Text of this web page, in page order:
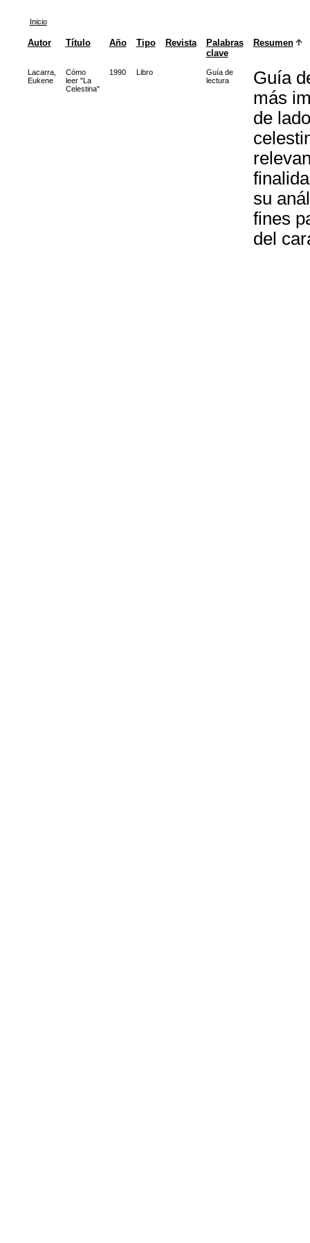
Inicio
Autor Título Año Tipo Revista
Palabras
clave
Resumen
Lacarra,
Eukene
Cómo
leer "La
Celestina"
1990 Libro
Guía de
lectura
Guía
más
de
su
fines
del